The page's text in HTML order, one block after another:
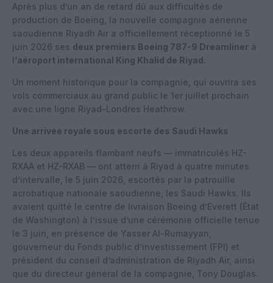
Après plus d’un an de retard dû aux difficultés de
production de Boeing, la nouvelle compagnie aérienne
saoudienne Riyadh Air a officiellement réceptionné le 5
juin 2026 ses deux premiers Boeing 787-9 Dreamliner à
l ‘aéroport international King Khalid de Riyad.
Un moment historique pour la compagnie, qui ouvrira ses
vols commerciaux au grand public le 1er juillet prochain
avec une ligne Riyad–Londres Heathrow.
Une arrivée royale sous escorte des Saudi Hawks
Les deux appareils flambant neufs — immatriculés HZ-
RXAA et HZ-RXAB — ont atterri à Riyad à quatre minutes
d’intervalle, le 5 juin 2026, escortés par la patrouille
acrobatique nationale saoudienne, les Saudi Hawks. Ils
avaient quitté le centre de livraison Boeing d’Everett (État
de Washington) à l’issue d’une cérémonie officielle tenue
le 3 juin, en présence de Yasser Al-Rumayyan,
gouverneur du Fonds public d’investissement (FPI) et
président du conseil d’administration de Riyadh Air, ainsi
que du directeur général de la compagnie, Tony Douglas.